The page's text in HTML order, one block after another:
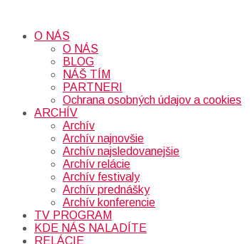
O NÁS
O NÁS
BLOG
NÁŠ TÍM
PARTNERI
Ochrana osobných údajov a cookies
ARCHÍV
Archív
Archív najnovšie
Archív najsledovanejšie
Archív relácie
Archív festivaly
Archív prednášky
Archív konferencie
TV PROGRAM
KDE NÁS NALADÍTE
RELÁCIE